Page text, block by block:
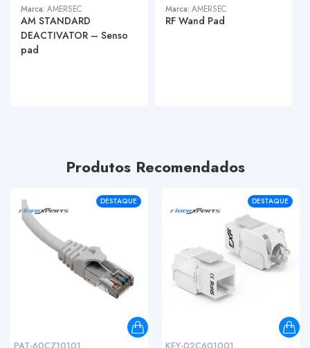
Marca: AMERSEC
AM STANDARD
DEACTIVATOR – Senso
pad
Marca: AMERSEC
RF Wand Pad
Produtos Recomendados
DESTAQUE DESTAQUE